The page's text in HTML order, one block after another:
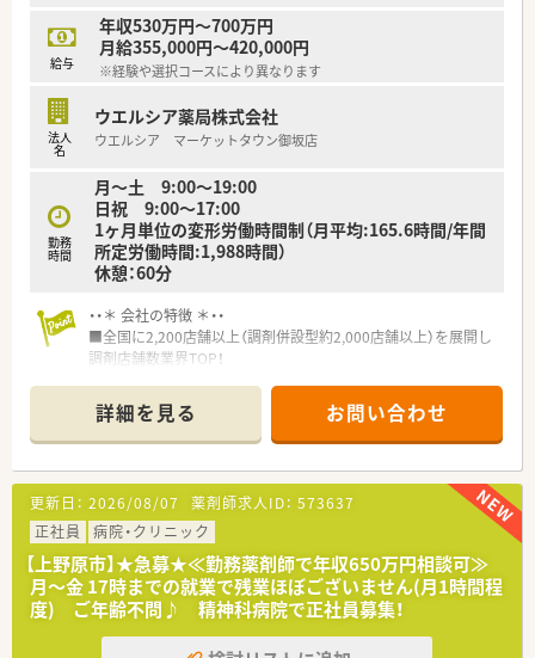
給与
年収530万円～700万円
月給355,000円～420,000円
※経験や選択コースにより異なります
法人
名
ウエルシア薬局株式会社
ウエルシア マーケットタウン御坂店
勤務
時間
月～土 9:00～19:00
日祝 9:00～17:00
1ヶ月単位の変形労働時間制（月平均:165.6時間/年間
所定労働時間:1,988時間）
休憩：60分
・・＊ 会社の特徴 ＊・・
■全国に2,200店舗以上（調剤併設型約2,000店舗以上）を展開し
調剤店舗数業界TOP！
頑張り次第で高給与も可能！
■経験や勤務コースによりますが、経験の少ない方でも500万前
半スタートと業界TOP水準！
■職種や職域に合わせ、豊富な社内研修や外部組織と連携した研
修を用意されています
■薬剤師が中心の会社だからこそ活躍できるキャリアパスが多
種多様に用意されています。
■店舗拡大に伴い、エリアマネジャーや営業部長等のマネジメン
トのポジションも増えます。
■在宅や教育等の専門性を活かせるスペシャリストを目指すこ
とも可能です。
■その他にも、管理部門や商品部門等の本社スタッフなど活動領
詳細を見る お問い合わせ
更新日： 2026/08/07 薬剤師求人ID： 573637
正社員
病院・クリニック
【上野原市】★急募★≪勤務薬剤師で年収650万円相談可≫
月～金 17時までの就業で残業ほぼございません(月1時間程
度) ご年齢不問♪ 精神科病院で正社員募集！